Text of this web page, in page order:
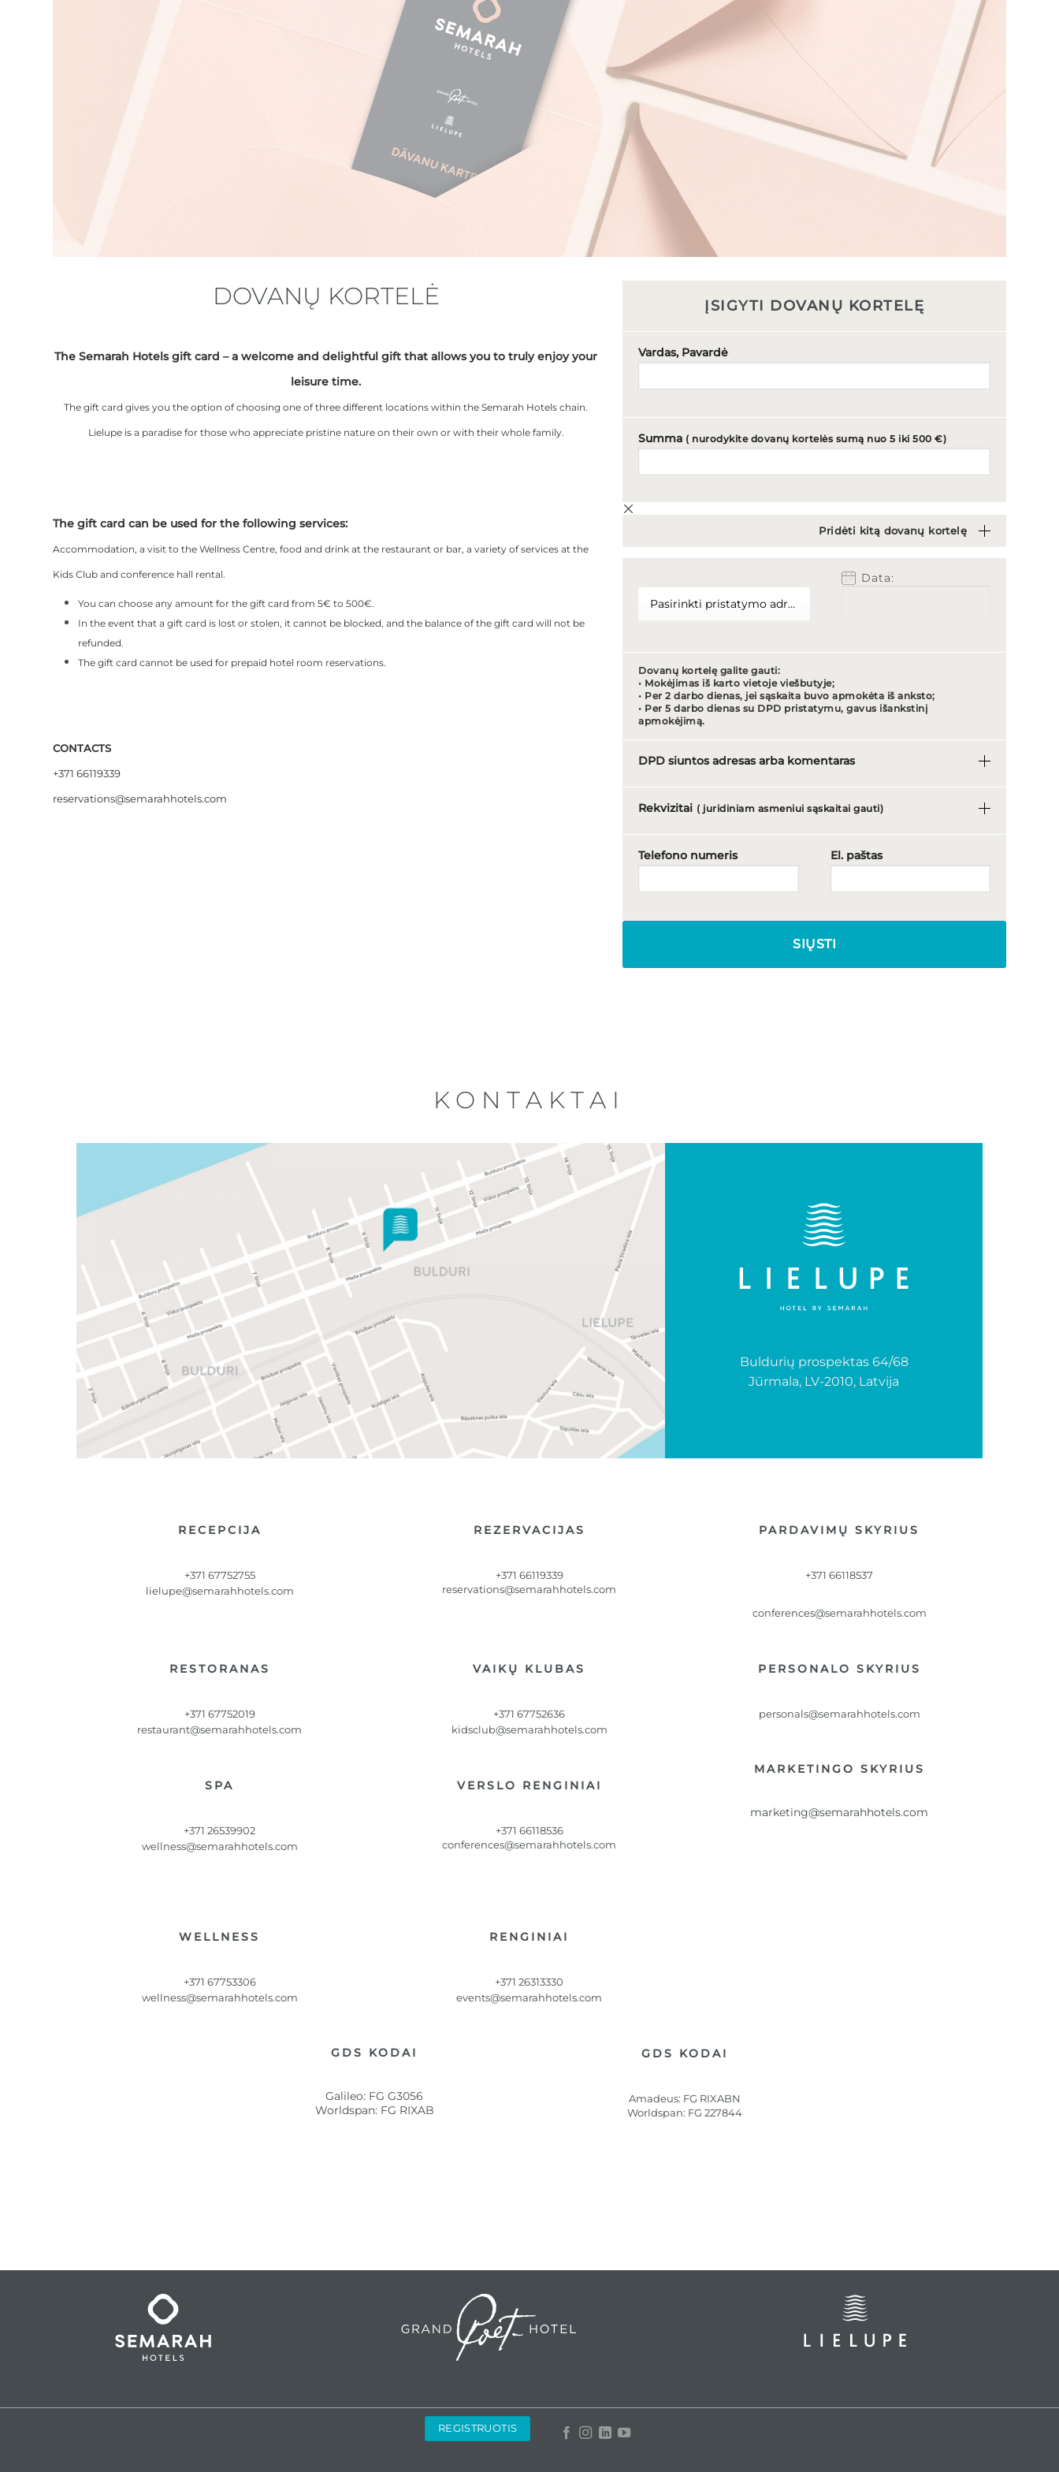
DOVANŲ KORTELĖ
The Semarah Hotels gift card – a welcome and delightful gift that allows you to truly enjoy your
leisure time.
The gift card gives you the option of choosing one of three different locations within the Semarah Hotels chain.
Lielupe is a paradise for those who appreciate pristine nature on their own or with their whole family.
The gift card can be used for the following services:
Accommodation, a visit to the Wellness Centre, food and drink at the restaurant or bar, a variety of services at the
Kids Club and conference hall rental.
You can choose any amount for the gift card from 5€ to 500€.
In the event that a gift card is lost or stolen, it cannot be blocked, and the balance of the gift card will not be
refunded.
The gift card cannot be used for prepaid hotel room reservations.
CONTACTS
+371 66119339
reservations@semarahhotels.com
ĮSIGYTI DOVANŲ KORTELĘ
Vardas, Pavardė
Summa ( nurodykite dovanų kortelės sumą nuo 5 iki 500 €)
Pridėti kitą dovanų kortelę
Data:
Dovanų kortelę galite gauti:
• Mokėjimas iš karto vietoje viešbutyje;
• Per 2 darbo dienas, jei sąskaita buvo apmokėta iš anksto;
• Per 5 darbo dienas su DPD pristatymu, gavus išankstinį
apmokėjimą.
DPD siuntos adresas arba komentaras
Rekvizitai ( juridiniam asmeniui sąskaitai gauti)
Telefono numeris El. paštas
KONTAKTAI
Buldurių prospektas 64/68
Jūrmala, LV-2010, Latvija
RECEPCIJA
+371 67752755
lielupe@semarahhotels.com
REZERVACIJAS
+371 66119339
reservations@semarahhotels.com
PARDAVIMŲ SKYRIUS
+371 66118537
conferences@semarahhotels.com
RESTORANAS
+371 67752019
restaurant@semarahhotels.com
SPA
+371 26539902
wellness@semarahhotels.com
VAIKŲ KLUBAS
+371 67752636
kidsclub@semarahhotels.com
VERSLO RENGINIAI
+371 66118536
conferences@semarahhotels.com
PERSONALO SKYRIUS
personals@semarahhotels.com
MARKETINGO SKYRIUS
marketing@semarahhotels.com
WELLNESS
+371 67753306
wellness@semarahhotels.com
RENGINIAI
+371 26313330
events@semarahhotels.com
GDS KODAI
Galileo: FG G3056
Worldspan: FG RIXAB
GDS KODAI
Amadeus: FG RIXABN
Worldspan: FG 227844
REGISTRUOTIS